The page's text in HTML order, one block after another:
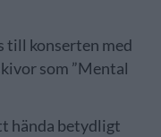
till konserten med
som ”Mental
hända betydligt